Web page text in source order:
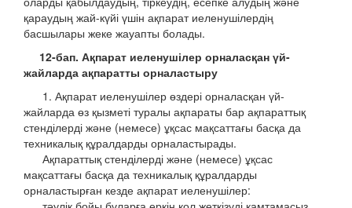
қараудың жай-күйі үшін ақпарат иеленушілердің
басшылары жеке жауапты болады.
12-бап. Ақпарат иеленушілер орналасқан үй-
жайларда ақпаратты орналастыру
1. Ақпарат иеленушілер өздері орналасқан үй-
жайларда өз қызметі туралы ақпараты бар ақпараттық
стенділерді және (немесе) ұқсас мақсаттағы басқа да
техникалық құралдарды орналастырады.
Ақпараттық стенділерді және (немесе) ұқсас
мақсаттағы басқа да техникалық құралдарды
орналастырған кезде ақпарат иеленушілер: